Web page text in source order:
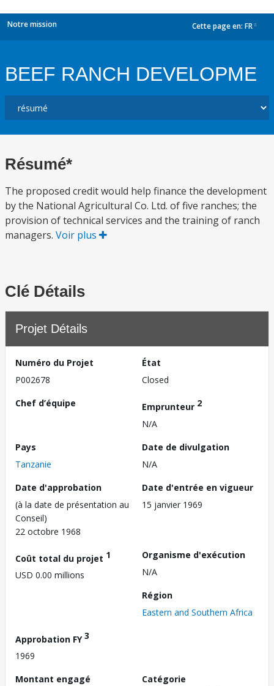
Notre mission Cette page en: FR
BEEF RANCH DEVELOPME
Résumé*
The proposed credit would help finance the development
by the National Agricultural Co. Ltd. of five ranches; the
provision of technical services and the training of ranch
managers. Voir plus
Clé Détails
Projet Détails
Numéro du Projet
P002678
État
Closed
Chef d’équipe
Emprunteur 2
N/A
Pays
Tanzanie
Date de divulgation
N/A
Date d'approbation
(à la date de présentation au
Conseil)
22 octobre 1968
Date d'entrée en vigueur
15 janvier 1969
Coût total du projet 1
USD 0.00 millions
Organisme d'exécution
N/A
Région
Eastern and Southern Africa
Approbation FY3
1969
Montant engagé
Catégorie